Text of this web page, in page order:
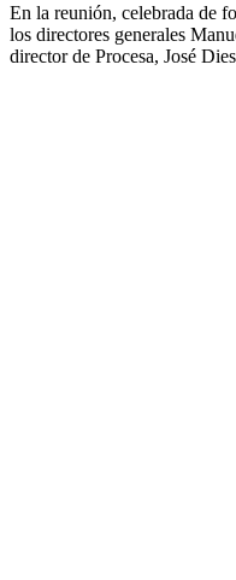
En la reunión, celebrada de
los directores generales
director de Procesa, José